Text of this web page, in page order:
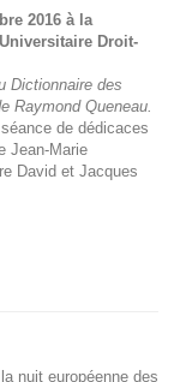
2016 à la
Droit-
Dictionnaire des
Raymond Queneau.
de dédicaces
Jean-Marie
David et Jacques
nuit européenne des